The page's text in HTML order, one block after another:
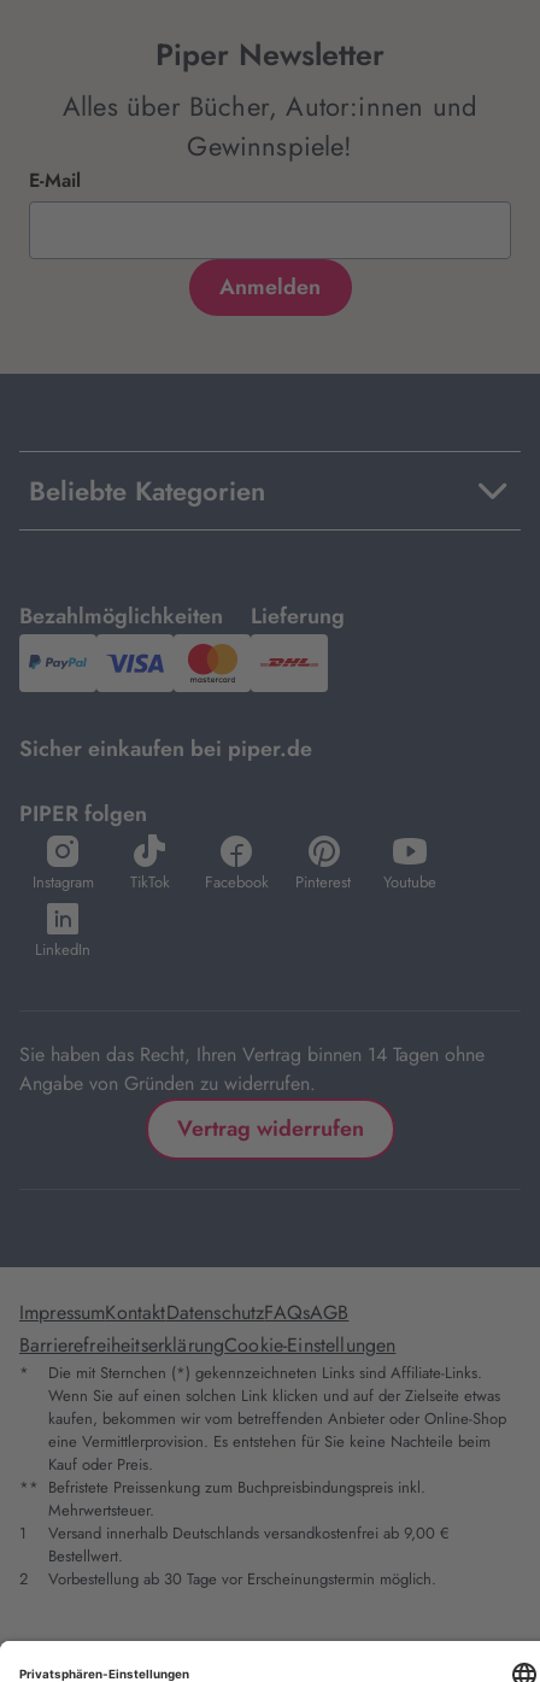
Piper Newsletter
Alles über Bücher, Autor:innen und
Gewinnspiele!
E-Mail
Beliebte Kategorien
Bezahlmöglichkeiten
mit
PayPal,Visa
und
Lieferung
mit
DHL.
Sicher einkaufen bei piper.de
PIPER folgen
Instagram
öffnet
in
neuem
Tab
TikTok
öffnet
in
Facebook
öffnet
in
Pinterest
öffnet
in
Youtube
öffnet
in
LinkedIn
öffnet
in
Sie haben das Recht, Ihren Vertrag binnen 14 Tagen ohne
Angabe von Gründen zu widerrufen.
Vertrag widerrufen
ImpressumKontaktDatenschutzFAQsAGB
BarrierefreiheitserklärungCookie-Einstellungen
*
Die mit Sternchen (*) gekennzeichneten Links sind Affiliate-Links.
Wenn Sie auf einen solchen Link klicken und auf der Zielseite etwas
kaufen, bekommen wir vom betreffenden Anbieter oder Online-Shop
eine Vermittlerprovision. Es entstehen für Sie keine Nachteile beim
Kauf oder Preis.
** Befristete Preissenkung zum Buchpreisbindungspreis inkl.
Mehrwertsteuer.
1
Versand innerhalb Deutschlands versandkostenfrei ab 9,00 €
Bestellwert.
2
Vorbestellung ab 30 Tage vor Erscheinungstermin möglich.